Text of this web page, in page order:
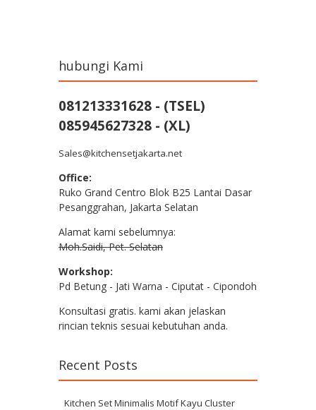
hubungi Kami
081213331628 - (TSEL)
085945627328 - (XL)
Sales@kitchensetjakarta.net
Office:
Ruko Grand Centro Blok B25 Lantai Dasar
Pesanggrahan, Jakarta Selatan
Alamat kami sebelumnya:
Moh.Saidi, Pet. Selatan
Workshop:
Pd Betung - Jati Warna - Ciputat - Cipondoh
Konsultasi gratis. kami akan jelaskan
rincian teknis sesuai kebutuhan anda.
Recent Posts
Kitchen Set Minimalis Motif Kayu Cluster